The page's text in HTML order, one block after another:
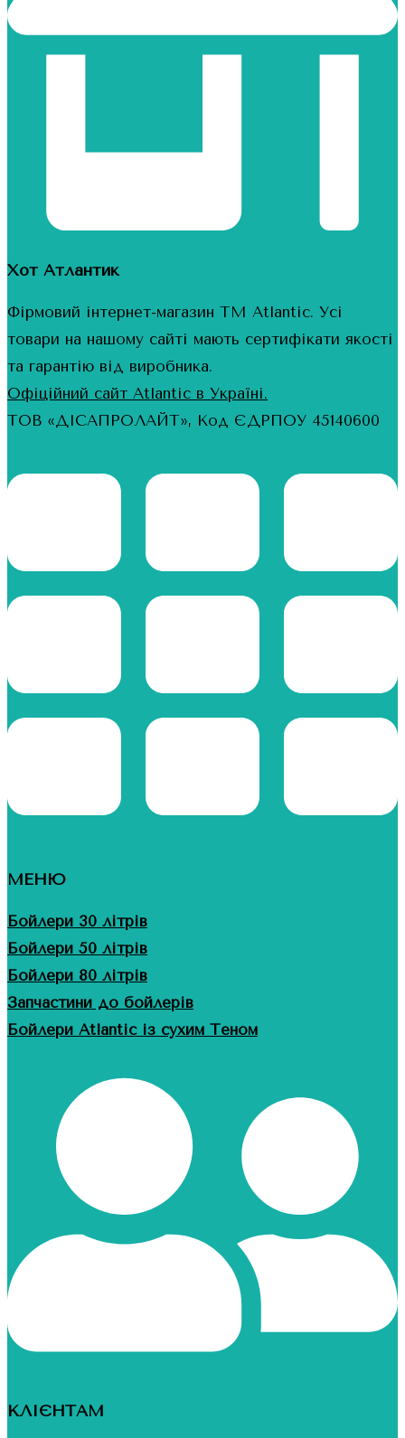
Хот Атлантик
Фірмовий інтернет-магазин ТМ Atlantic. Усі
товари на нашому сайті мають сертифікати якості
та гарантію від виробника.
Офіційний сайт Atlantic в Україні.
ТОВ «ДІСАПРОЛАЙТ», Код ЄДРПОУ 45140600
МЕНЮ
Бойлери 30 літрів
Бойлери 50 літрів
Бойлери 80 літрів
Запчастини до бойлерів
Бойлери Atlantic із сухим Теном
КЛІЄНТАМ